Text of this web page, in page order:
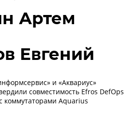
Артем
Евгений
и «Аквариус»
совместимость Efros DefOps
коммутаторами Aquarius